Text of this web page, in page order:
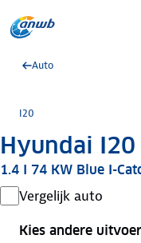
Auto
I20
Hyundai
1.4 I 74 KW Blue I-
Vergelijk auto
Kies andere